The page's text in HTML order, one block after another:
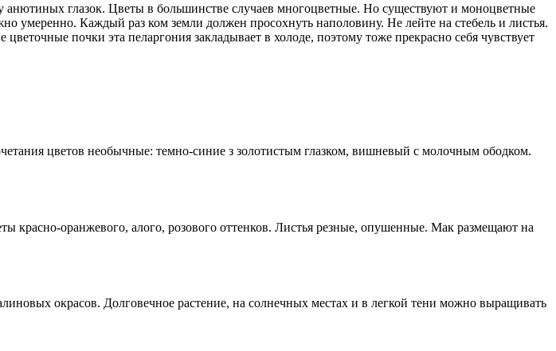
глазок. Цветы в большинстве случаев многоцветные. Но существуют и моноцветные
умеренно. Каждый раз ком земли должен просохнуть наполовину. Не лейте на стебель и листья.
почки эта пеларгония закладывает в холоде, поэтому тоже прекрасно себя чувствует
цветов необычные: темно-синие з золотистым глазком, вишневый с молочным ободком.
красно-оранжевого, алого, розового оттенков. Листья резные, опушенные. Мак размещают на
окрасов. Долговечное растение, на солнечных местах и в легкой тени можно выращивать